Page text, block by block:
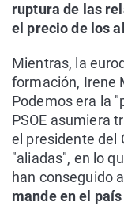
ruptura de las
el precio de los
Mientras, la
formación, Irene
Podemos era la
PSOE asumiera
el presidente del
"aliadas", en lo
han conseguido
mande en el